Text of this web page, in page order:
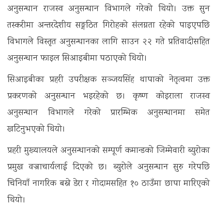
अनुसन्धान राजस्व अनुसन्धान विभागले गरेको थियो। उक्त सुन
तस्करीमा अन्तरदेशीय सङ्गठित गिरोहको संलग्नता रहेको पाइएपछि
विभागले विस्तृत अनुसन्धानका लागि साउन २२ गते प्रतिवादीसहित
अनुसन्धान फाइल सिआइबीमा पठाएको थियो।
सिआइबीका प्रहरी उपरीक्षक सञ्जयसिंह थापाको नेतृत्वमा उक्त
प्रकरणको अनुसन्धान भइरहेको छ। कृष्ण कोइराला राजस्व
अनुसन्धान विभागले गरेको प्रारम्भिक अनुसन्धानमा समेत
खटिनुभएको थियो।
प्रहरी मुख्यालयले अनुसन्धानको सम्पूर्ण कमान्डको जिम्मेवारी ब्युरोका
प्रमुख वज्राचार्यलाई दिएको छ। ब्युरोले अनुसन्धान सुरु गरेपछि
चिनियाँ नागरिक बस्ने डेरा र गोदामसहित १० ठाउँमा छापा मारिएको
थियो।